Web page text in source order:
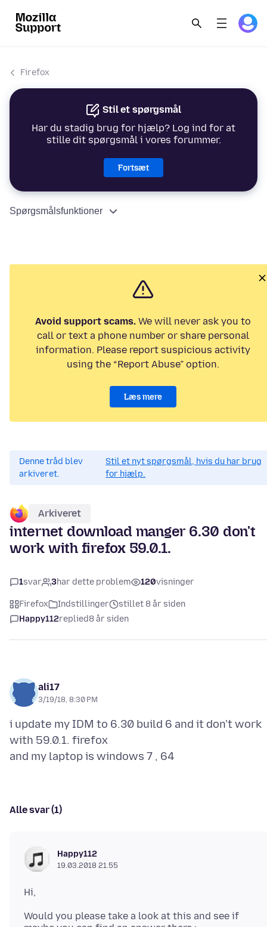
Firefox
Stil et spørgsmål
Har du stadig brug for hjælp? Log ind for at
stille dit spørgsmål i vores forummer.
Fortsæt
Spørgsmålsfunktioner
Avoid support scams. We will never ask you to
call or text a phone number or share personal
information. Please report suspicious activity
using the “Report Abuse” option.
Læs mere
Denne tråd blev
arkiveret.
Stil et nyt spørgsmål, hvis du har brug
for hjælp.
Arkiveret
internet download manger 6.30 don't
work with firefox 59.0.1.
1svar 3har dette problem 120visninger
Firefox Indstillinger
stillet 8 år siden
Happy112replied8 år siden
ali17
3/19/18, 8:30 PM
i update my IDM to 6.30 build 6 and it don't work
with 59.0.1. firefox
Alle svar (1)
Happy112
19.03.2018 21.55
Would you please take a look at this and see if